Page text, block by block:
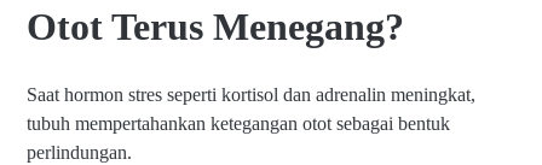
Otot Terus Menegang?
Saat hormon stres seperti kortisol dan adrenalin meningkat,
tubuh mempertahankan ketegangan otot sebagai bentuk
perlindungan.